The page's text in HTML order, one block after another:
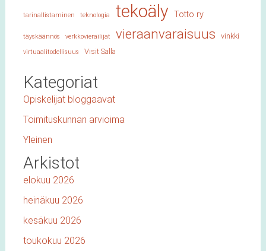
tarinallistaminen teknologia tekoäly Totto ry
täyskäännös verkkovierailijat vieraanvaraisuus vinkki
virtuaalitodellisuus Visit Salla
Kategoriat
Opiskelijat bloggaavat
Toimituskunnan arvioima
Yleinen
Arkistot
elokuu 2026
heinäkuu 2026
kesäkuu 2026
toukokuu 2026